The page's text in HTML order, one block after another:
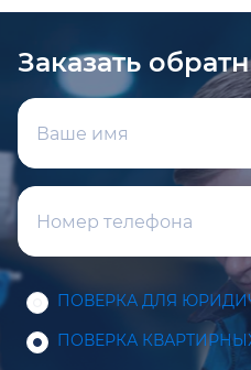
Заказать
ПОВЕРКА ДЛЯ
ПОВЕРКА